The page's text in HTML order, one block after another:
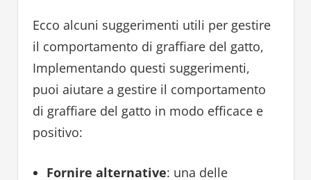
Ecco alcuni suggerimenti utili per gestire
il comportamento di graffiare del gatto,
Implementando questi suggerimenti,
puoi aiutare a gestire il comportamento
di graffiare del gatto in modo efficace e
positivo:
Fornire alternative: una delle